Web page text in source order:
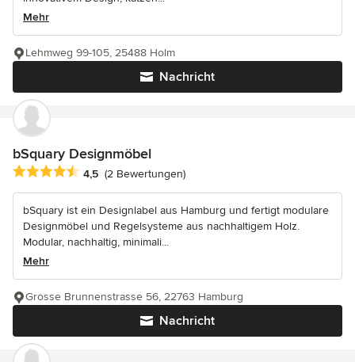
Mehr
Nachricht
Lehmweg 99-105, 25488 Holm
bSquary Designmöbel
Durchschnittliche Bewertung: 4.5 von 5 Sternen
4,5 (2 Bewertungen)
bSquary ist ein Designlabel aus Hamburg und fertigt modulare
Designmöbel und Regelsysteme aus nachhaltigem Holz.
Modular, nachhaltig, minimali...
Mehr
Nachricht
Grosse Brunnenstrasse 56, 22763 Hamburg